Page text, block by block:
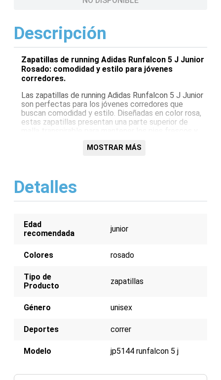
Descripción
Zapatillas de running Adidas Runfalcon 5 J Junior
Rosado: comodidad y estilo para jóvenes
corredores.
Las zapatillas de running Adidas Runfalcon 5 J Junior
son perfectas para los jóvenes corredores que
buscan comodidad y estilo. Diseñadas en color rosa,
estas zapatillas presentan una parte superior de
amortiguación sensible, mientras que la suela de
aventuras diarias.
Características:
Parte superior de malla transpirable
Cierre de cordones
MOSTRAR MÁS
Detalles
Edad
recomendada
junior
Colores rosado
Tipo de
Producto
zapatillas
Género unisex
Deportes correr
Modelo jp5144 runfalcon 5 j